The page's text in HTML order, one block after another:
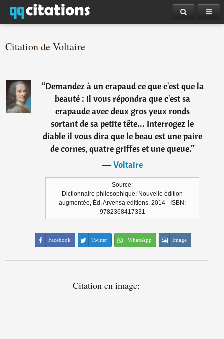
Citation de Voltaire
“Demandez à un crapaud ce que c'est que la
beauté : il vous répondra que c'est sa
crapaude avec deux gros yeux ronds
sortant de sa petite tête... Interrogez le
diable il vous dira que le beau est une paire
de cornes, quatre griffes et une queue.”
―Voltaire
Source:
Dictionnaire philosophique: Nouvelle édition
augmentée, Éd. Arvensa editions, 2014 - ISBN:
9782368417331
Facebook Twitter WhatsApp Image
Citation en image: